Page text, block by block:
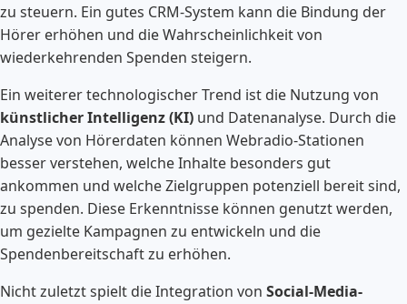
zu steuern. Ein gutes CRM-System kann die Bindung der
Hörer erhöhen und die Wahrscheinlichkeit von
wiederkehrenden Spenden steigern.
Ein weiterer technologischer Trend ist die Nutzung von
künstlicher Intelligenz (KI) und Datenanalyse. Durch die
Analyse von Hörerdaten können Webradio-Stationen
besser verstehen, welche Inhalte besonders gut
ankommen und welche Zielgruppen potenziell bereit sind,
zu spenden. Diese Erkenntnisse können genutzt werden,
um gezielte Kampagnen zu entwickeln und die
Spendenbereitschaft zu erhöhen.
Nicht zuletzt spielt die Integration von Social-Media-